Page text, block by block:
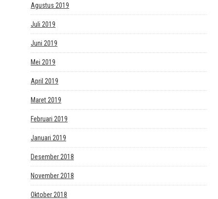
Agustus 2019
Juli 2019
Juni 2019
Mei 2019
April 2019
Maret 2019
Februari 2019
Januari 2019
Desember 2018
November 2018
Oktober 2018